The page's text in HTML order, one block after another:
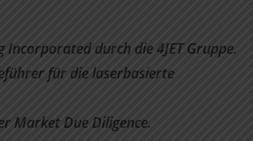
Incorporated durch die 4JET Gruppe.
für die laserbasierte
Market Due Diligence.